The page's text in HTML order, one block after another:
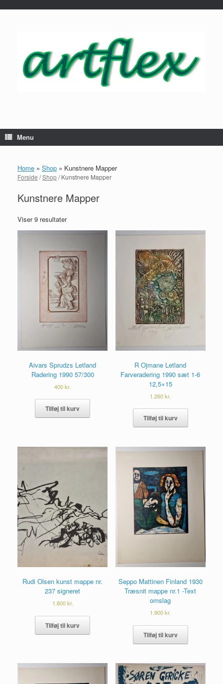
Menu
Home » Shop » Kunstnere Mapper
Forside /Shop/ Kunstnere Mapper
Kunstnere Mapper
Viser 9 resultater
Aivars Sprudzs Letland
Radering 1990 57/300
400kr.
Tilføj til kurv
R Ojmane Letland
Farveradering 1990 sæt 1-6
12,5×15
1.260kr.
Tilføj til kurv
Rudi Olsen kunst mappe nr.
237 signeret
1.800kr.
Tilføj til kurv
Seppo Mattinen Finland 1930
Træsnit mappe nr.1 -Text
omslag
1.900kr.
Tilføj til kurv